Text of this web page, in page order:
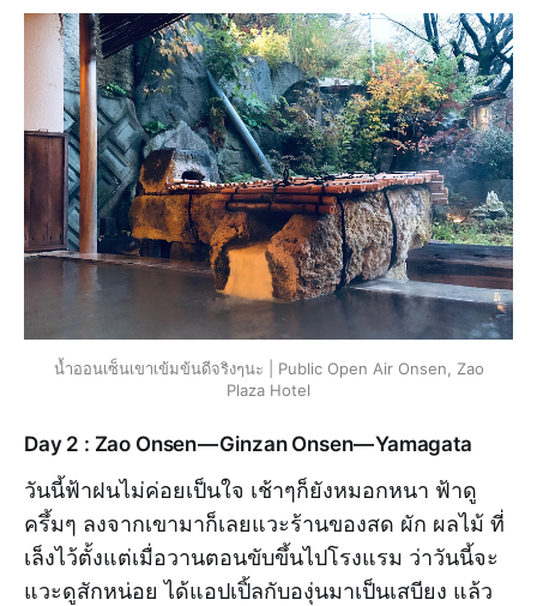
น้ำออนเซ็นเขาเข้มข้นดีจริงๆนะ | Public Open Air Onsen, Zao
Plaza Hotel
Day 2 : Zao Onsen — Ginzan Onsen — Yamagata
วันนี้ฟ้าฝนไม่ค่อยเป็นใจ เช้าๆก็ยังหมอกหนา ฟ้าดู
ครึ้มๆ ลงจากเขามาก็เลยแวะร้านของสด ผัก ผลไม้ ที่
เล็งไว้ตั้งแต่เมื่อวานตอนขับขึ้นไปโรงแรม ว่าวันนี้จะ
แวะดูสักหน่อย ได้แอปเปิ้ลกับองุ่นมาเป็นเสบียง แล้ว